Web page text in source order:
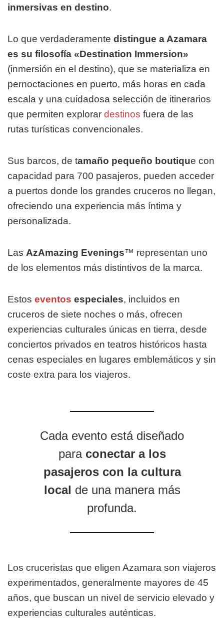
inmersivas en destino.
Lo que verdaderamente distingue a Azamara
es su filosofía «Destination Immersion»
(inmersión en el destino), que se materializa en
pernoctaciones en puerto, más horas en cada
escala y una cuidadosa selección de itinerarios
que permiten explorar destinos fuera de las
rutas turísticas convencionales.
Sus barcos, de tamaño pequeño boutique con
capacidad para 700 pasajeros, pueden acceder
a puertos donde los grandes cruceros no llegan,
ofreciendo una experiencia más íntima y
personalizada.
Las AzAmazing Evenings™ representan uno
de los elementos más distintivos de la marca.
Estos eventos especiales, incluidos en
cruceros de siete noches o más, ofrecen
experiencias culturales únicas en tierra, desde
conciertos privados en teatros históricos hasta
cenas especiales en lugares emblemáticos y sin
coste extra para los viajeros.
Cada evento está diseñado
para conectar a los
pasajeros con la cultura
local de una manera más
profunda.
Los cruceristas que eligen Azamara son viajeros
experimentados, generalmente mayores de 45
años, que buscan un nivel de servicio elevado y
experiencias culturales auténticas.